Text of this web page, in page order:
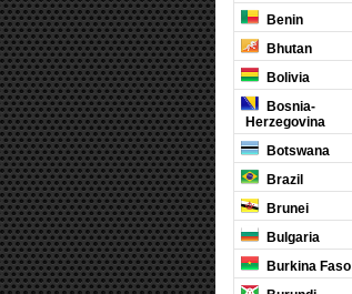
Benin
Bhutan
Bolivia
Bosnia-
Herzegovina
Botswana
Brazil
Brunei
Bulgaria
Burkina Faso